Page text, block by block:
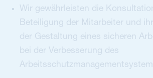
Wir gewährleisten die
Beteiligung der Mitarbeiter und
der Gestaltung eines sicheren
bei der Verbesserung des